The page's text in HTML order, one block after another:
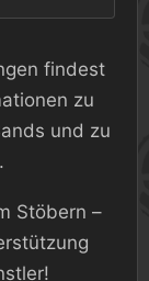
findest
zu
und zu
Stöbern –